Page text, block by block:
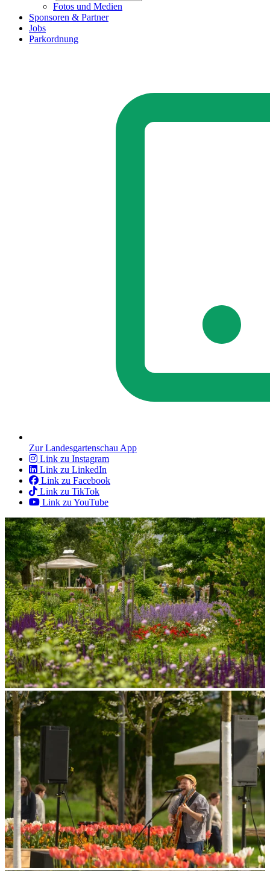
Fotos und Medien
Sponsoren & Partner
Jobs
Parkordnung
Zur Landesgartenschau App
Link zu Instagram
Link zu LinkedIn
Link zu Facebook
Link zu TikTok
Link zu YouTube